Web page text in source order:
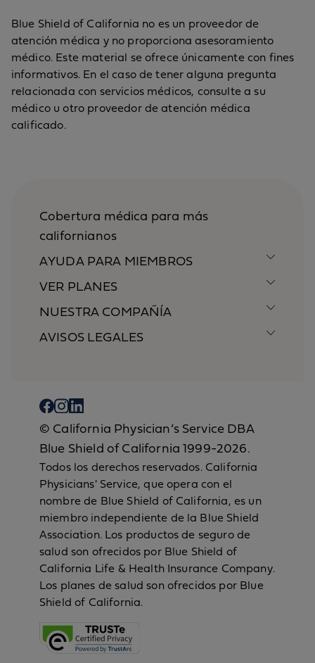
Blue Shield of California no es un proveedor de
atención médica y no proporciona asesoramiento
médico. Este material se ofrece únicamente con fines
informativos. En el caso de tener alguna pregunta
relacionada con servicios médicos, consulte a su
médico u otro proveedor de atención médica
calificado.
Cobertura médica para más
californianos
AYUDA PARA MIEMBROS
VER PLANES
NUESTRA COMPAÑÍA
AVISOS LEGALES
© California Physician’s Service DBA
Blue Shield of California 1999-2026.
Todos los derechos reservados. California
Physicians' Service, que opera con el
nombre de Blue Shield of California, es un
miembro independiente de la Blue Shield
Association. Los productos de seguro de
salud son ofrecidos por Blue Shield of
California Life & Health Insurance Company.
Los planes de salud son ofrecidos por Blue
Shield of California.